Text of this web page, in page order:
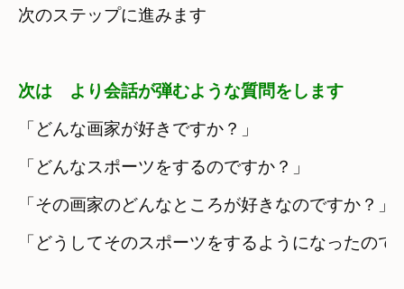
次のステップに進みます
次は　より会話が弾むような質問をします
「どんな画家が好きですか？」
「どんなスポーツをするのですか？」
「その画家のどんなところが好きなのですか？」
「どうしてそのスポーツをするようになったので